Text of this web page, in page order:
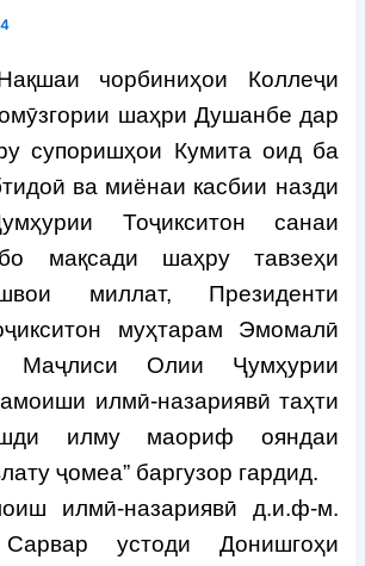
чорбиниҳои Коллеҷи
шаҳри Душанбе дар
супоришҳои Кумита оид ба
ва миёнаи касбии назди
Тоҷикситон санаи
мақсади шаҳру тавзеҳи
миллат, Президенти
муҳтарам Эмомалӣ
Олии Ҷумҳурии
илмӣ-назариявӣ таҳти
илму маориф ояндаи
ҷомеа” баргузор гардид.
илмӣ-назариявӣ д.и.ф-м.
устоди Донишгоҳи